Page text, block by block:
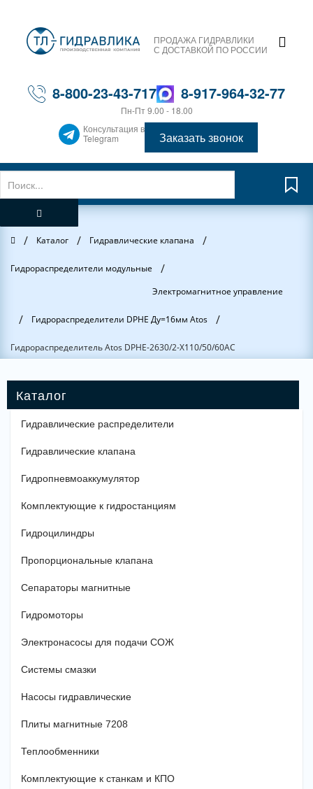
ПРОДАЖА ГИДРАВЛИКИ
С ДОСТАВКОЙ ПО РОССИИ
8-800-23-43-717 8-917-964-32-77
Пн-Пт 9.00 - 18.00
Консультация в
Telegram
Заказать звонок
Главная
/ Каталог / Гидравлические клапана /
Гидрораспределители модульные /
Электромагнитное управление
/ Гидрораспределители DPHE Ду=16мм Atos /
Гидрораспределитель Atos DPHE-2630/2-X110/50/60AC
Гидравлические распределители
Гидравлические клапана
Гидропневмоаккумулятор
Комплектующие к гидростанциям
Гидроцилиндры
Пропорциональные клапана
Сепараторы магнитные
Гидромоторы
Электронасосы для подачи СОЖ
Системы смазки
Насосы гидравлические
Плиты магнитные 7208
Теплообменники
Комплектующие к станкам и КПО